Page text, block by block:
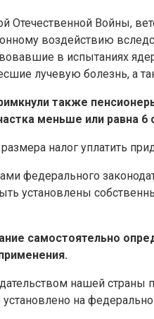
Отечественной Войны,
воздействию
в испытаниях
лучевую болезнь, а
также
меньше или равна 6
налог уплатить
федерального
установлены
самостоятельно
нашей
установлено на